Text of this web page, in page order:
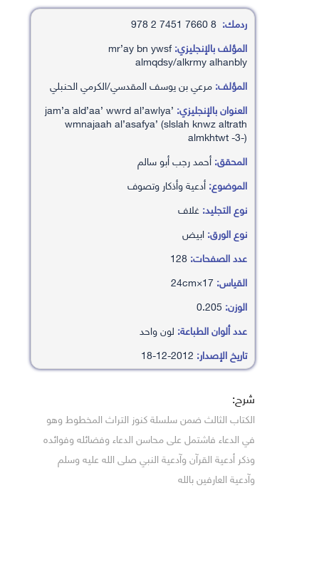
ردمك:
المؤلف بالإنجليزي:mr’ay bn ywsf
almqdsy/alkrmy alhanbly
المؤلف:مرعي بن يوسف المقدسي/الكرمي الحنبلي
العنوان بالإنجليزي: jam’a ald’aa’ wwrd al’awlya’
wmnajaah al’asafya’ (slslah knwz altrath
almkhtwt -3-)
المحقق:أحمد رجب أبو سالم
الموضوع:أدعية وأذكار وتصوف
نوع التجليد:غلاف
نوع الورق:ابيض
عدد الصفحات:
القياس:
الوزن:
عدد ألوان الطباعة: لون واحد
تاريخ الإصدار:
شرح:
الكتاب الثالث ضمن سلسلة كنوز التراث المخطوط وهو
في الدعاء فاشتمل على محاسن الدعاء وفضائله وفوائده
وذكر أدعية القرآن وآدعية النبي صلى الله عليه وسلم
وآدعية العارفين بالله